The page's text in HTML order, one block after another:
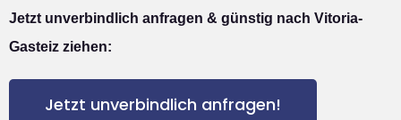
Jetzt unverbindlich anfragen & günstig nach Vitoria-
Gasteiz ziehen:
Jetzt unverbindlich anfragen!